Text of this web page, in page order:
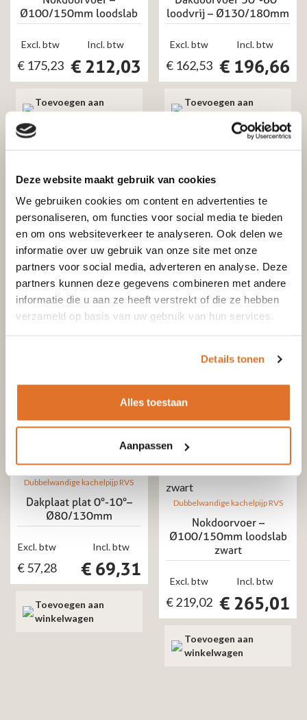
Deze website maakt gebruik van cookies
We gebruiken cookies om content en advertenties te
personaliseren, om functies voor social media te bieden
en om ons websiteverkeer te analyseren. Ook delen we
informatie over uw gebruik van onze site met onze
partners voor social media, adverteren en analyse. Deze
partners kunnen deze gegevens combineren met andere
informatie die u aan ze heeft verstrekt of die ze hebben
verzameld op basis van uw gebruik van hun services.
Details tonen
Alles toestaan
Aanpassen
Ø100/150mm loodslab
Incl. btw
€212,03
Excl. btw
€ 175,23
Toevoegen aan
loodvrij – Ø130/180mm
Incl. btw
€ 196,66
Excl. btw
€ 162,53
Toevoegen aan
Dubbelwandige kachelpijp RVS
Dakplaat hellend
5°-25°– Ø80/130mm
Incl. btw
€87,31
Excl. btw
€72,16
Dubbelwandige kachelpijp RVS
Dakdoorvoer 5°-25°–
Ø130/180mm loodslab
zwart
Incl. btw
Excl. btw
winkelwagen
Dubbelwandige kachelpijp RVS
Dakplaat plat 0°-10°–
Ø80/130mm
Incl. btw
€69,31
Excl. btw
€57,28
Toevoegen aan
winkelwagen
Dubbelwandige kachelpijp RVS
Nokdoorvoer –
Ø100/150mm loodslab
zwart
Incl. btw
€ 265,01
Excl. btw
€219,02
Toevoegen aan
winkelwagen